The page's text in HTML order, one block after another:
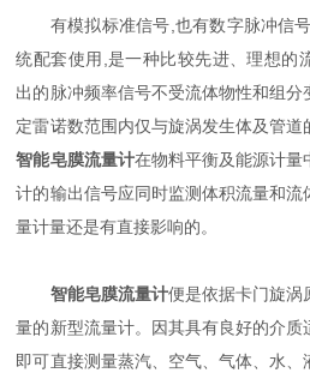
有模拟标准信号,也有数字脉冲信号
统配套使用,是一种比较先进、理想的
出的脉冲频率信号不受流体物性和组
定雷诺数范围内仅与旋涡发生体及管
智能皂膜流量计在物料平衡及能源计量
计的输出信号应同时监测体积流量和
量计量还是有直接影响的。
智能皂膜流量计便是依据卡门旋涡
量的新型流量计。因其具有良好的介
即可直接测量蒸汽、空气、气体、水